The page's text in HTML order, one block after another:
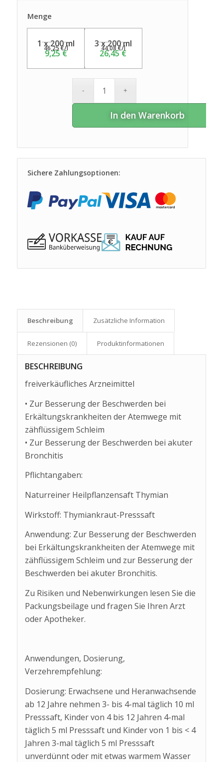
Menge
1 x 200 ml
9,25€
46,25€/l
3 x 200 ml
26,45€
44,08€/l
In den Warenkorb
Sichere Zahlungsoptionen:
Beschreibung Zusätzliche Information
Rezensionen (0) Produkt­informationen
BESCHREIBUNG
freiverkäufliches Arzneimittel
• Zur Besserung der Beschwerden bei
Erkältungskrankheiten der Atemwege mit
zähflüssigem Schleim
• Zur Besserung der Beschwerden bei akuter
Bronchitis
Pflichtangaben:
Naturreiner Heilpflanzensaft Thymian
Wirkstoff: Thymiankraut-Presssaft
Anwendung: Zur Besserung der Beschwerden
bei Erkältungskrankheiten der Atemwege mit
zähflüssigem Schleim und zur Besserung der
Beschwerden bei akuter Bronchitis.
Zu Risiken und Nebenwirkungen lesen Sie die
Packungsbeilage und fragen Sie Ihren Arzt
oder Apotheker.
Anwendungen, Dosierung,
Verzehrempfehlung:
Dosierung: Erwachsene und Heranwachsende
ab 12 Jahre nehmen 3- bis 4-mal täglich 10 ml
Presssaft, Kinder von 4 bis 12 Jahren 4-mal
täglich 5 ml Presssaft und Kinder von 1 bis < 4
Jahren 3-mal täglich 5 ml Presssaft
unverdünnt oder mit etwas warmem Wasser